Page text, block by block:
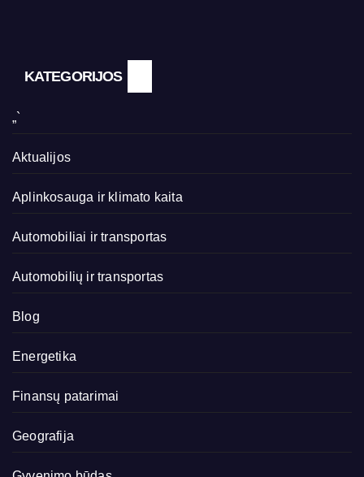
KATEGORIJOS
„`
Aktualijos
Aplinkosauga ir klimato kaita
Automobiliai ir transportas
Automobilių ir transportas
Blog
Energetika
Finansų patarimai
Geografija